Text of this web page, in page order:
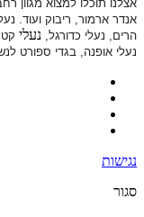
אצלנו תוכלו למצוא מגוון
אנדר ארמור, ריבוק ועוד.
הרים, נעלי כדורגל, נעלי
נעלי אופנה, בגדי ספורט
נגישות
סגור